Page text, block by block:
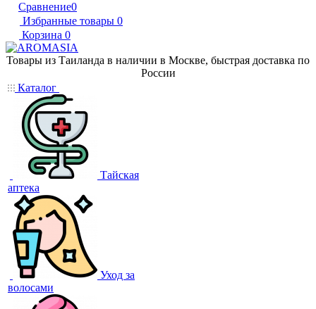
Сравнение0
Избранные товары 0
Корзина 0
Товары из Таиланда в наличии в Москве, быстрая доставка по
России
Каталог
Тайская
аптека
Уход за
волосами